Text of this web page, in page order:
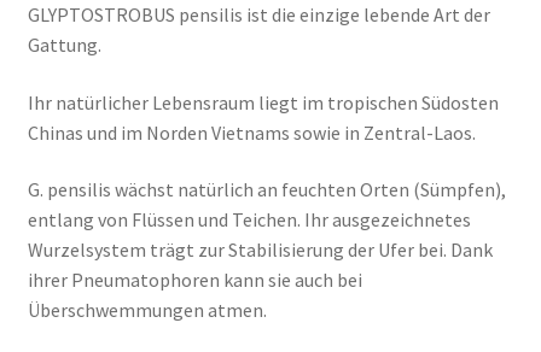
GLYPTOSTROBUS pensilis ist die einzige lebende Art der
Gattung.
Ihr natürlicher Lebensraum liegt im tropischen Südosten
Chinas und im Norden Vietnams sowie in Zentral-Laos.
G. pensilis wächst natürlich an feuchten Orten (Sümpfen),
entlang von Flüssen und Teichen. Ihr ausgezeichnetes
Wurzelsystem trägt zur Stabilisierung der Ufer bei. Dank
ihrer Pneumatophoren kann sie auch bei
Überschwemmungen atmen.